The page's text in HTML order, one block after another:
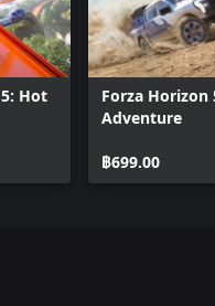
Hot
Forza Horizon
Adventure
฿699.00